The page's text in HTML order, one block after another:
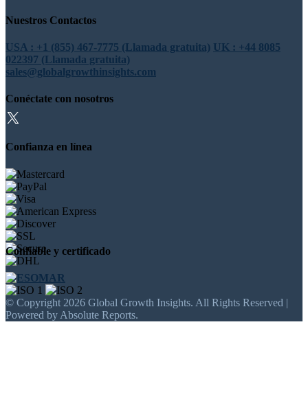
Nuestros Contactos
USA : +1 (855) 467-7775 (Llamada gratuita) UK : +44 8085
022397 (Llamada gratuita)
sales@globalgrowthinsights.com
Conéctate con nosotros
Confianza en línea
Confiable y certificado
© Copyright 2026 Global Growth Insights. All Rights Reserved |
Powered by Absolute Reports.